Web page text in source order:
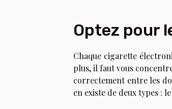
Optez pour
Chaque cigarette
plus, il faut vous
correctement entre les
en existe de deux types :